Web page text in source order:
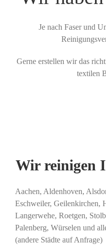
Je nach Faser und
Gerne erstellen wir das
textilen
Wir reinigen
Aachen, Aldenhoven,
Eschweiler, Geilenkirchen,
Langerwehe, Roetgen,
Palenberg, Würselen und
(andere Städte auf Anfrage)